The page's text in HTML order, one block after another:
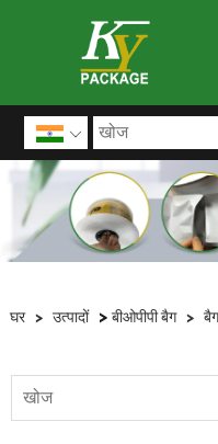

घर > उत्पादों > बीओपीपी बैग >